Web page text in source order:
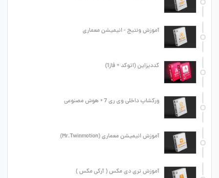
آموزش ونتیج - انیمیشن معماری
کددیزاین (اتوکد + فاز1)
ورکشاپ داخلی وی ری 7 + هوش مصنوعی
آموزش انیمیشن معماری (Mr.Twinmotion)
آموزش تری دی مکس ( آرکی مکس )